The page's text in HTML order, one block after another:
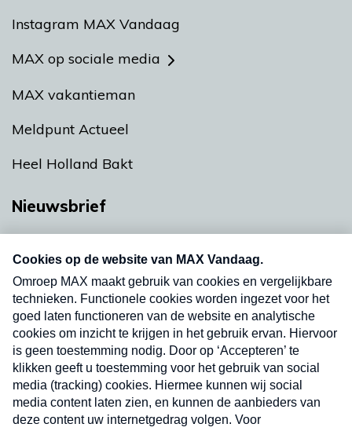
Instagram MAX Vandaag
MAX op sociale media
MAX vakantieman
Meldpunt Actueel
Heel Holland Bakt
Nieuwsbrief
Neem hier een gratis abonnement op onze
nieuwsbrief. Elke vrijdag- en dinsdagochtend in
uw mailbox.
Verzend